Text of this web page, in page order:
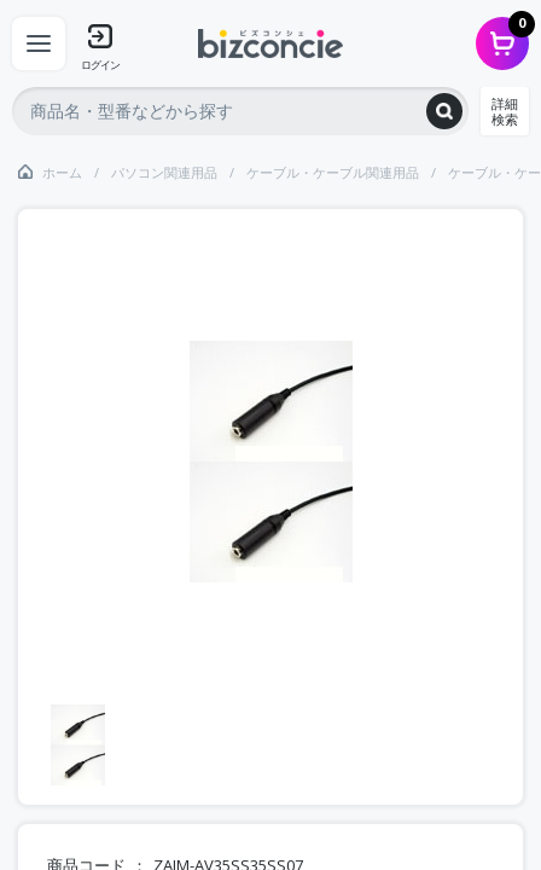
ログイン
0
詳細
検索
ホーム パソコン関連用品 ケーブル・ケーブル関連用品 ケーブル・ケ
商品コード ZAIM-AV35SS35SS07